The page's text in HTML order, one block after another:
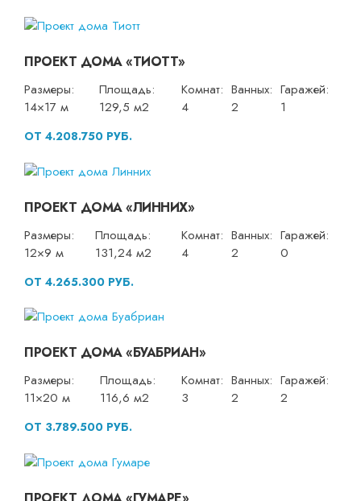
ПРОЕКТ ДОМА «ТИОТТ»
Размеры:
14×17 м
Площадь:
129,5 м2
Комнат:
4
Ванных:
2
Гаражей:
1
ОТ 4.208.750 РУБ.
ПРОЕКТ ДОМА «ЛИННИХ»
Размеры:
12×9 м
Площадь:
131,24 м2
Комнат:
4
Ванных:
2
Гаражей:
0
ОТ 4.265.300 РУБ.
ПРОЕКТ ДОМА «БУАБРИАН»
Размеры:
11×20 м
Площадь:
116,6 м2
Комнат:
3
Ванных:
2
Гаражей:
2
ОТ 3.789.500 РУБ.